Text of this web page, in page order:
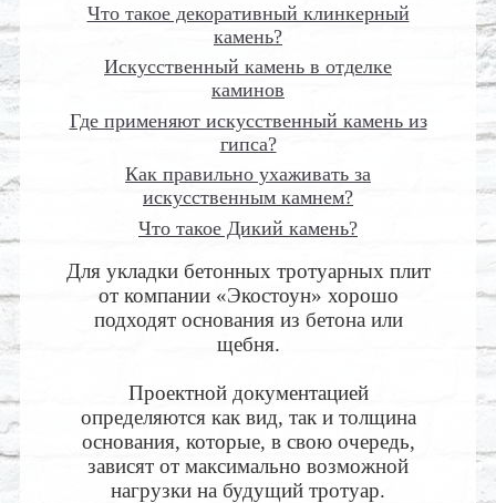
Что такое декоративный клинкерный
камень?
Искусственный камень в отделке
каминов
Где применяют искусственный камень из
гипса?
Как правильно ухаживать за
искусственным камнем?
Что такое Дикий камень?
Для укладки бетонных тротуарных плит
от компании «Экостоун» хорошо
подходят основания из бетона или
щебня.
Проектной документацией
определяются как вид, так и толщина
основания, которые, в свою очередь,
зависят от максимально возможной
нагрузки на будущий тротуар.